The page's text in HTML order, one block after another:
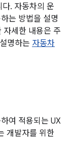
. 자동차의 운
는 방법을 설명
자세한 내용은 주
명하는 자동차
여 적용되는 UX
개발자를 위한